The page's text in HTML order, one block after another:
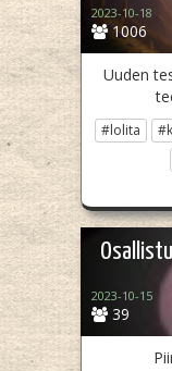
1006
2023-10-18
Uuden
#lolita
39
2023-10-15